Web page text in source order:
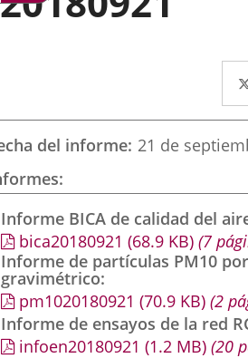
del informe 21 de
Informe BICA de calidad del
bica20180921 (68.9 KB) (7
Informe de partículas PM10
gravimétrico
pm1020180921 (70.9 KB) (2
Informe de ensayos de la red
infoen20180921 (1.2 MB) (20